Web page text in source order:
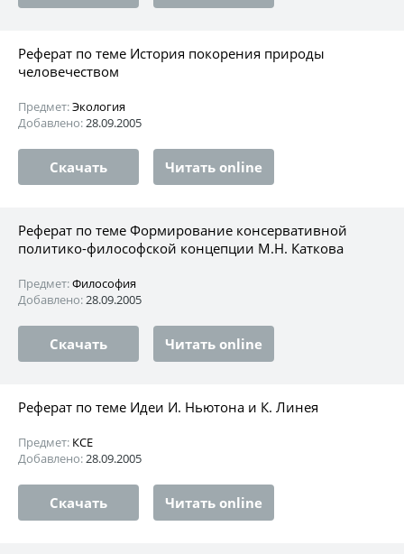
Реферат по теме История покорения природы
человечеством
Предмет:Экология
Добавлено:28.09.2005
Скачать Читать online
Реферат по теме Формирование консервативной
политико-философской концепции М.Н. Каткова
Предмет:Философия
Добавлено:28.09.2005
Скачать Читать online
Реферат по теме Идеи И. Ньютона и К. Линея
Предмет: КСЕ
Добавлено:28.09.2005
Скачать Читать online